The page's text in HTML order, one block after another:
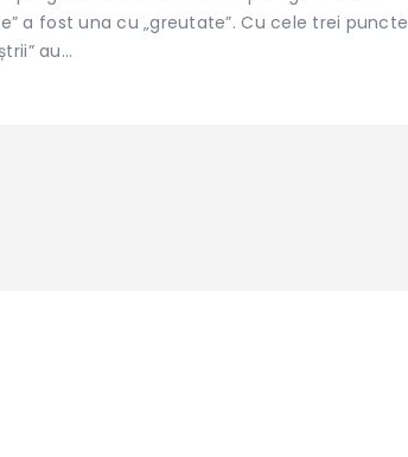
a fost una cu „greutate”. Cu cele trei puncte
au…